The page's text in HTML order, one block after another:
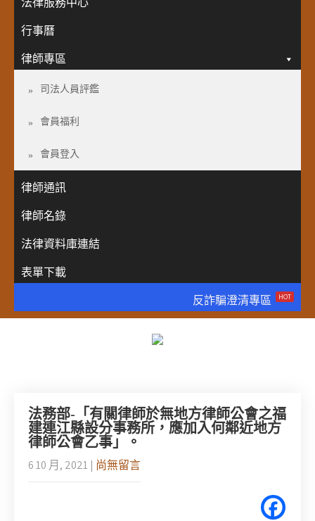
行事曆
律師專區
司法人員評鑑
會員福利
會員登入
律師通訊
律師名錄
法律資料庫連結
表單下載
反詐騙澄清專區
HOT
法務部-「有關律師於無地方律師公會之福
建連江縣設分事務所，應加入何鄰近地方
律師公會乙事」。
6 10 月, 2021 | 尚無留言